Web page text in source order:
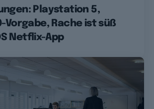
Playstation 5,
Vorgabe, Rache ist süß
Netflix-App